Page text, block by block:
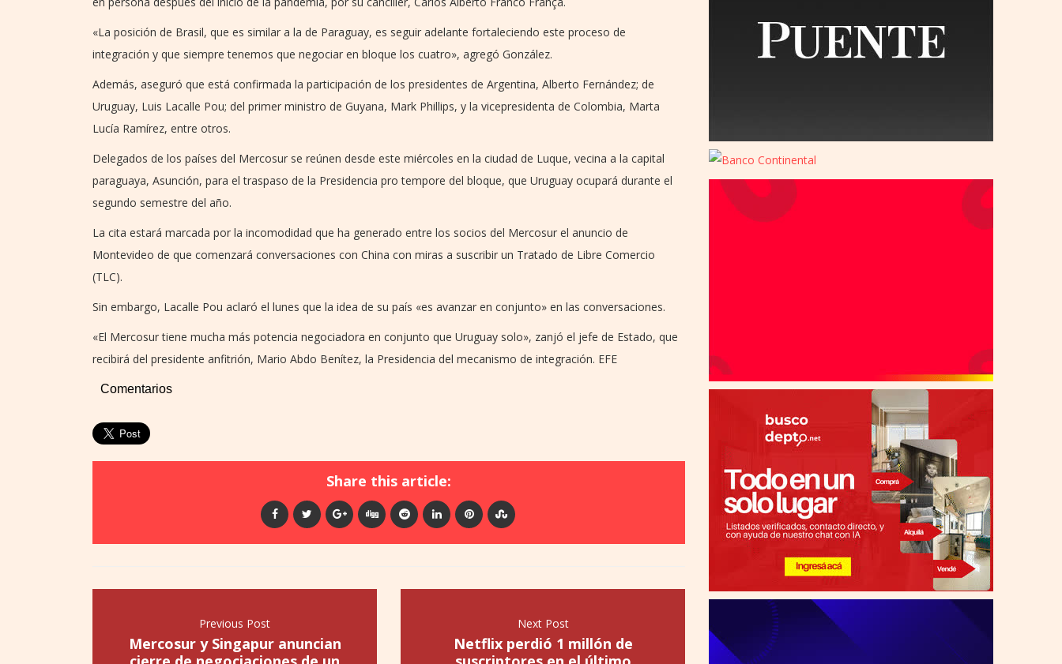
«La posición de Brasil, que es similar a la de Paraguay, es seguir adelante fortaleciendo este proceso de
integración y que siempre tenemos que negociar en bloque los cuatro», agregó González.
Además, aseguró que está confirmada la participación de los presidentes de Argentina, Alberto Fernández; de
Uruguay, Luis Lacalle Pou; del primer ministro de Guyana, Mark Phillips, y la vicepresidenta de Colombia, Marta
Lucía Ramírez, entre otros.
Delegados de los países del Mercosur se reúnen desde este miércoles en la ciudad de Luque, vecina a la capital
paraguaya, Asunción, para el traspaso de la Presidencia pro tempore del bloque, que Uruguay ocupará durante el
segundo semestre del año.
La cita estará marcada por la incomodidad que ha generado entre los socios del Mercosur el anuncio de
Montevideo de que comenzará conversaciones con China con miras a suscribir un Tratado de Libre Comercio
(TLC).
Sin embargo, Lacalle Pou aclaró el lunes que la idea de su país «es avanzar en conjunto» en las conversaciones.
«El Mercosur tiene mucha más potencia negociadora en conjunto que Uruguay solo», zanjó el jefe de Estado, que
recibirá del presidente anfitrión, Mario Abdo Benítez, la Presidencia del mecanismo de integración. EFE
Comentarios
Share this article:
Previous Post
Mercosur y Singapur anuncian
Next Post
Netflix perdió 1 millón de